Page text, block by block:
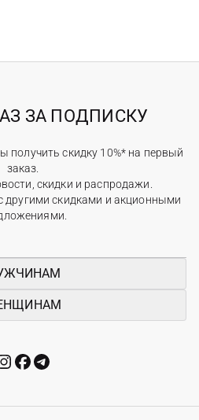
ЗА ПОДПИСКУ
получить скидку 10%* на первый
заказ.
скидки и распродажи.
другими скидками и акционными